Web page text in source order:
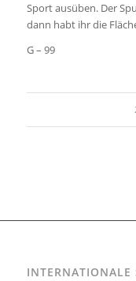
Sport ausüben. Der
dann habt ihr die
G – 99
INTERNATIONALE